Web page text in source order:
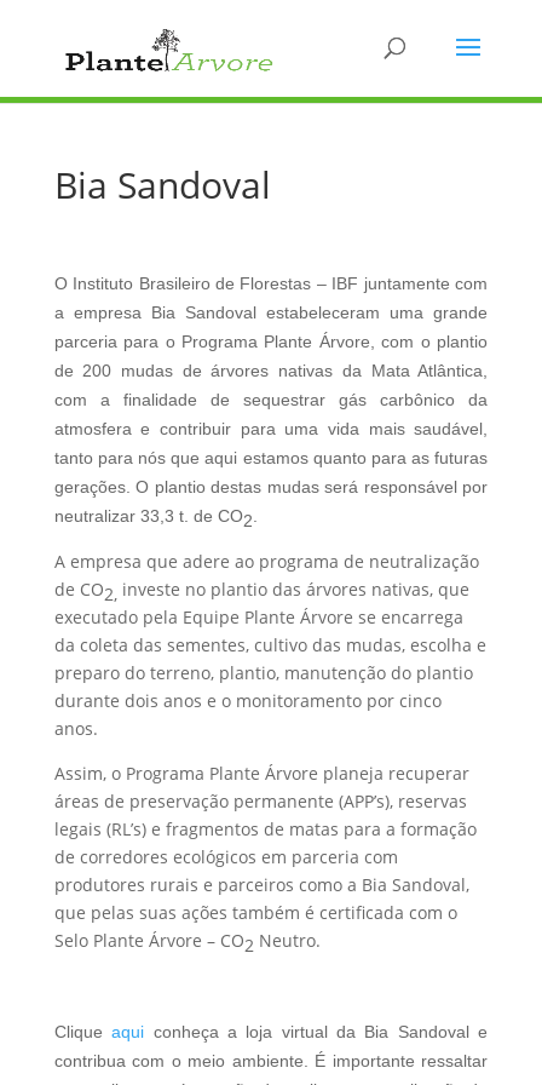
Bia Sandoval
O Instituto Brasileiro de Florestas – IBF juntamente com
a empresa Bia Sandoval estabeleceram uma grande
parceria para o Programa Plante Árvore, com o plantio
de 200 mudas de árvores nativas da Mata Atlântica,
com a finalidade de sequestrar gás carbônico da
atmosfera e contribuir para uma vida mais saudável,
tanto para nós que aqui estamos quanto para as futuras
gerações. O plantio destas mudas será responsável por
neutralizar 33,3 t. de CO2
A empresa que adere ao programa de neutralização
de CO2, investe no plantio das árvores nativas, que
executado pela Equipe Plante Árvore se encarrega
da coleta das sementes, cultivo das mudas, escolha e
preparo do terreno, plantio, manutenção do plantio
durante dois anos e o monitoramento por cinco
anos.
Assim, o Programa Plante Árvore planeja recuperar
áreas de preservação permanente (APP’s), reservas
legais (RL’s) e fragmentos de matas para a formação
de corredores ecológicos em parceria com
produtores rurais e parceiros como a Bia Sandoval,
que pelas suas ações também é certificada com o
Selo Plante Árvore – CO2 Neutro.
Cliqueaqui conheça a loja virtual da Bia Sandoval e
contribua com o meio ambiente. É importante ressaltar